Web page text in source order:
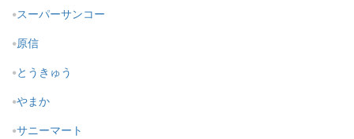
スーパーサンコー
原信
とうきゅう
やまか
サニーマート